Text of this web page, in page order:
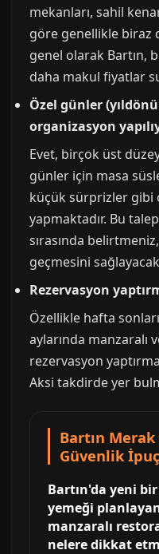
mekanları, sahil
göre genellikle biraz
genel olarak Bartın,
daha makul fiyatlar
Özel günler
organizasyon
Evet, birçok üst
günler için masa
küçük sürprizler gibi
yapmaktadır. Bu
sırasında
geçmesini
Rezervasyon
Özellikle hafta
aylarında manzaralı
rezervasyon
Aksi takdirde yer
Bartın
Güvenlik
Bartın'da yeni
yemeği
manzaralı
nelere dikkat